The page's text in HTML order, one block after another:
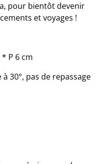
pour bientôt devenir
et voyages !
P 6 cm
30°, pas de repassage